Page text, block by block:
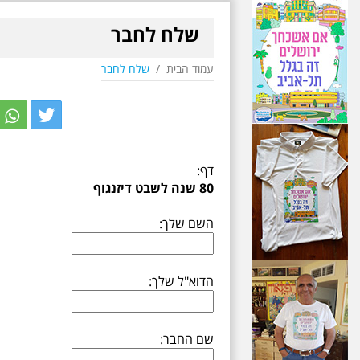
שלח לחבר
עמוד הבית / שלח לחבר
דף:
80 שנה לשבט דיזנגוף
השם שלך:
הדוא"ל שלך:
שם החבר: